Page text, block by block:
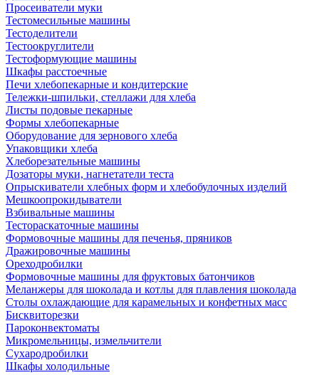
Просеиватели муки
Тестомесильные машины
Тестоделители
Тестоокруглители
Тестоформующие машины
Шкафы расстоечные
Печи хлебопекарные и кондитерские
Тележки-шпильки, стеллажи для хлеба
Листы подовые пекарные
Формы хлебопекарные
Оборудование для зернового хлеба
Упаковщики хлеба
Хлеборезательные машины
Дозаторы муки, нагнетатели теста
Опрыскиватели хлебных форм и хлебобулочных изделий
Мешкоопрокидыватели
Взбивальные машины
Тестораскаточные машины
Формовочные машины для печенья, пряников
Дражировочные машины
Ореходробилки
Формовочные машины для фруктовых батончиков
Меланжеры для шоколада и котлы для плавления шоколада
Столы охлаждающие для карамельных и конфетных масс
Бисквиторезки
Пароконвектоматы
Микромельницы, измельчители
Сухародробилки
Шкафы холодильные